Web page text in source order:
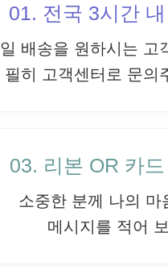
01. 전국 3시간
배송을 원하시는 고
필히 고객센터로 문의
03. 리본 OR 카
소중한 분께 나의 마
메시지를 적어